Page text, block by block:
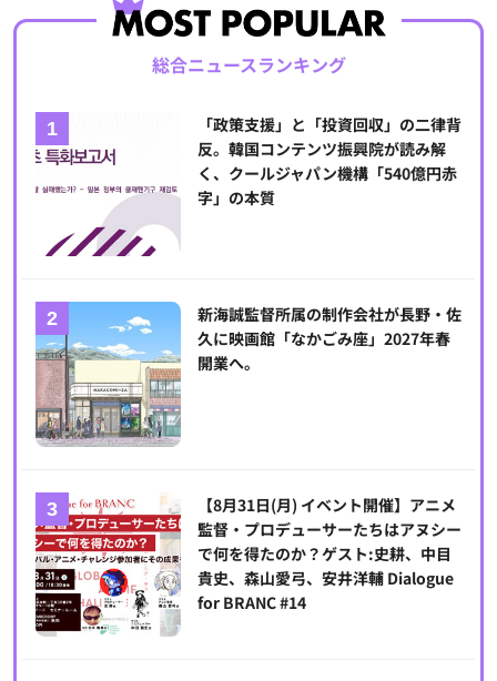
総合ニュースランキング
「政策支援」と「投資回収」の二律背
反。韓国コンテンツ振興院が読み解
く、クールジャパン機構「540億円赤
字」の本質
新海誠監督所属の制作会社が長野・佐
久に映画館「なかごみ座」2027年春
開業へ。
【8月31日(月) イベント開催】アニメ
監督・プロデューサーたちはアヌシー
で何を得たのか？ゲスト:史耕、中目
貴史、森山愛弓、安井洋輔 Dialogue
for BRANC #14